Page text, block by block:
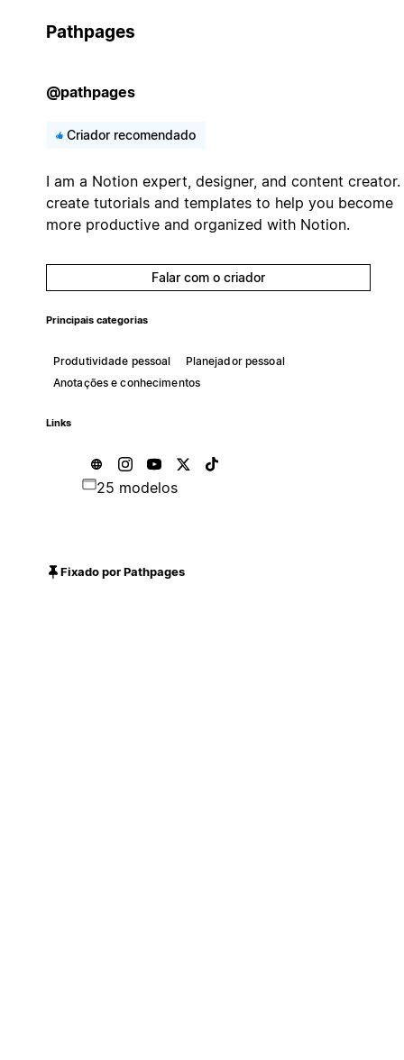
Pathpages
@pathpages
Criador recomendado
I am a Notion expert, designer, and content creator.
create tutorials and templates to help you become
more productive and organized with Notion.
Falar com o criador
Principais categorias
Produtividade pessoal
Planejador pessoal
Anotações e conhecimentos
Links
25 modelos
Fixado por Pathpages